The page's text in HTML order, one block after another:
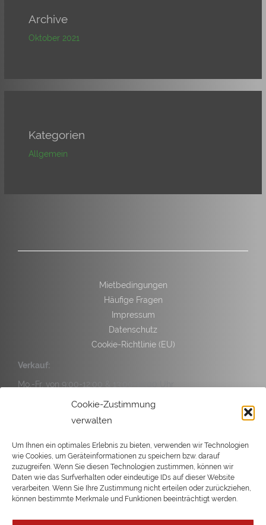
Cookie-Zustimmung
verwalten
Um Ihnen ein optimales Erlebnis zu bieten, verwenden wir Technologien
wie Cookies, um Geräteinformationen zu speichern bzw. darauf
zuzugreifen. Wenn Sie diesen Technologien zustimmen, können wir
Daten wie das Surfverhalten oder eindeutige IDs auf dieser Website
verarbeiten. Wenn Sie Ihre Zustimmung nicht erteilen oder zurückziehen,
können bestimmte Merkmale und Funktionen beeinträchtigt werden.
Archive
Oktober 2021
Kategorien
Allgemein
Mietbedingungen
Häufige Fragen
Impressum
Datenschutz
Cookie-Richtlinie (EU)
Verkauf:
Mo.-Fr. von 9:00-12:00 & 13:00-18:00 Uhr
Sa. von 9:00-14:00 Uhr
Mo.-Fr. von 9:00-12:00 & 13:00-17:00 Uhr
Sa. von 9:00-14:00 Uhr
Copyright © 2026 Büsgen